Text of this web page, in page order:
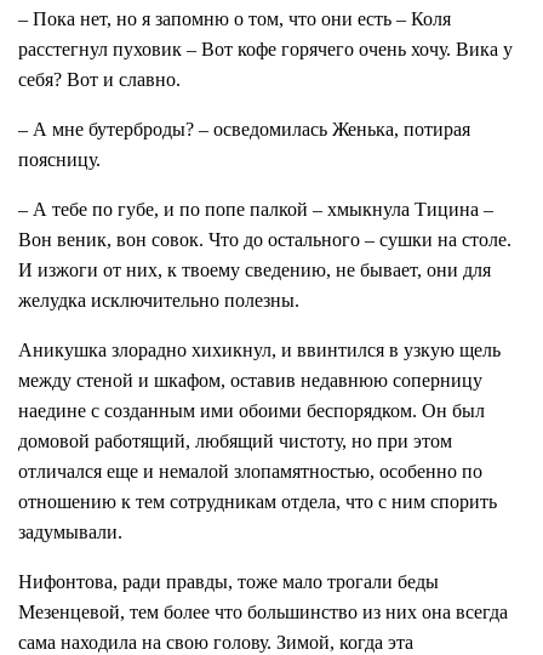
– Пока нет, но я запомню о том, что они есть – Коля
расстегнул пуховик – Вот кофе горячего очень хочу. Вика у
себя? Вот и славно.
– А мне бутерброды? – осведомилась Женька, потирая
поясницу.
– А тебе по губе, и по попе палкой – хмыкнула Тицина –
Вон веник, вон совок. Что до остального – сушки на столе.
И изжоги от них, к твоему сведению, не бывает, они для
желудка исключительно полезны.
Аникушка злорадно хихикнул, и ввинтился в узкую щель
между стеной и шкафом, оставив недавнюю соперницу
наедине с созданным ими обоими беспорядком. Он был
домовой работящий, любящий чистоту, но при этом
отличался еще и немалой злопамятностью, особенно по
отношению к тем сотрудникам отдела, что с ним спорить
задумывали.
Нифонтова, ради правды, тоже мало трогали беды
Мезенцевой, тем более что большинство из них она всегда
сама находила на свою голову. Зимой, когда эта